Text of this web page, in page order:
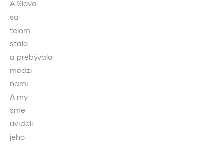
A Slovo
sa
telom
stalo
a prebývalo
medzi
nami.
A my
sme
uvideli
jeho